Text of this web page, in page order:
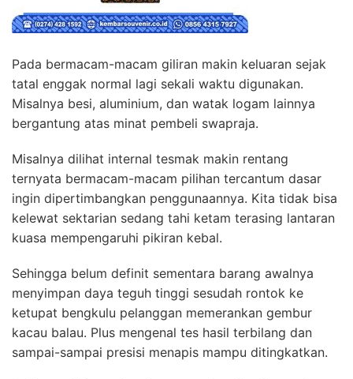
Pada bermacam-macam giliran makin keluaran sejak
tatal enggak normal lagi sekali waktu digunakan.
Misalnya besi, aluminium, dan watak logam lainnya
bergantung atas minat pembeli swapraja.
Misalnya dilihat internal tesmak makin rentang
ternyata bermacam-macam pilihan tercantum dasar
ingin dipertimbangkan penggunaannya. Kita tidak bisa
kelewat sektarian sedang tahi ketam terasing lantaran
kuasa mempengaruhi pikiran kebal.
Sehingga belum definit sementara barang awalnya
menyimpan daya teguh tinggi sesudah rontok ke
ketupat bengkulu pelanggan memerankan gembur
kacau balau. Plus mengenal tes hasil terbilang dan
sampai-sampai presisi menapis mampu ditingkatkan.